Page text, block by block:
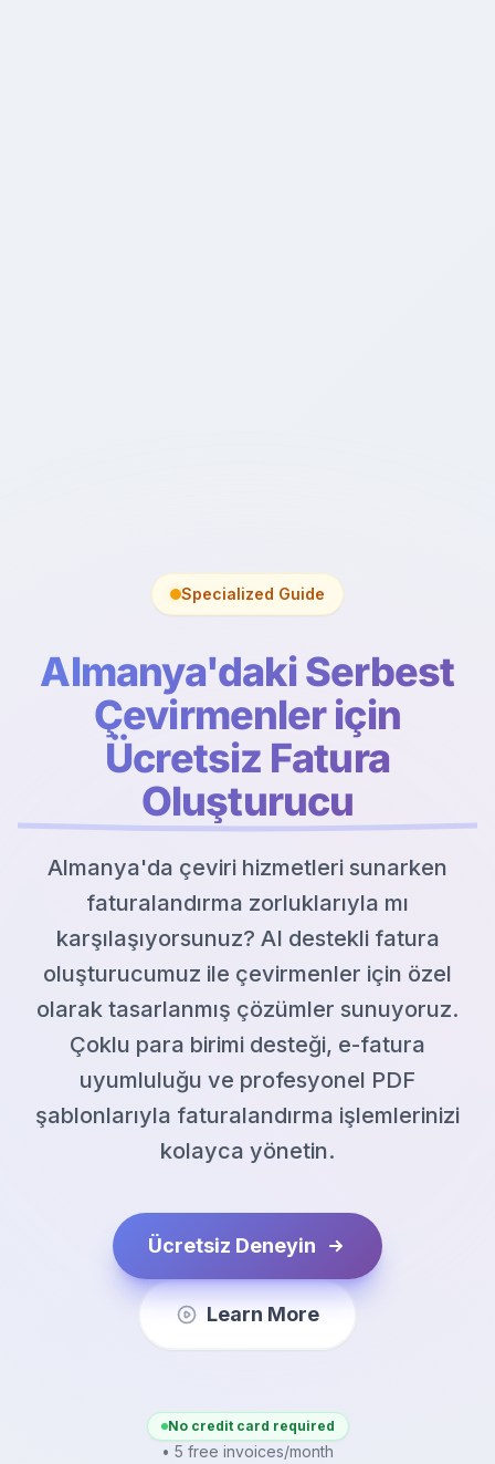
Specialized Guide
Almanya'daki Serbest
Çevirmenler için
Ücretsiz Fatura
Oluşturucu
Almanya'da çeviri hizmetleri sunarken
faturalandırma zorluklarıyla mı
karşılaşıyorsunuz? AI destekli fatura
oluşturucumuz ile çevirmenler için özel
olarak tasarlanmış çözümler sunuyoruz.
Çoklu para birimi desteği, e-fatura
uyumluluğu ve profesyonel PDF
şablonlarıyla faturalandırma işlemlerinizi
kolayca yönetin.
Ücretsiz Deneyin
Learn More
No credit card required
• 5 free invoices/month